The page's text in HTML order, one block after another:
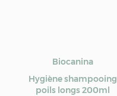
Biocanina
Hygiène shampooing
poils longs 200ml